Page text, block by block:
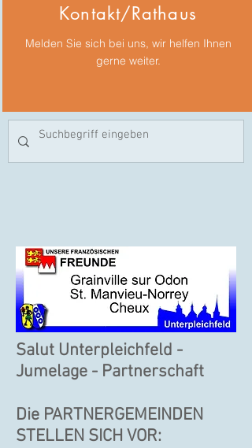
Kontakt/Rathaus
Melden Sie sich bei uns, wir helfen Ihnen
gerne weiter.
Salut Unterpleichfeld -
Jumelage - Partnerschaft
Die PARTNERGEMEINDEN
STELLEN SICH VOR: